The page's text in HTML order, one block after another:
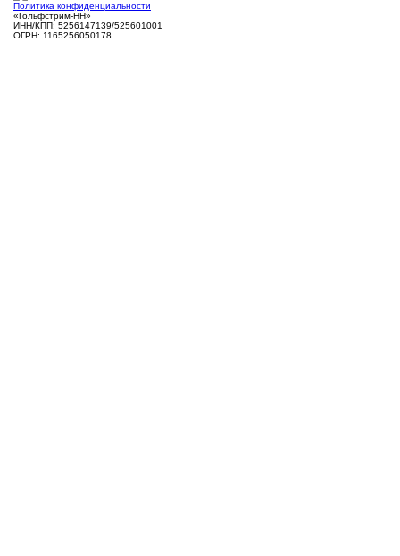
Политика конфиденциальности
«Гольфстрим-НН»
ИНН/КПП: 5256147139/525601001
ОГРН: 1165256050178